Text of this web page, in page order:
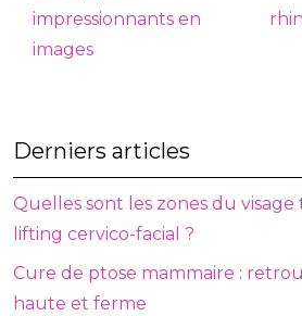
impressionnants en
images
Derniers articles
Quelles sont les zones du
lifting cervico-facial ?
Cure de ptose mammaire :
haute et ferme